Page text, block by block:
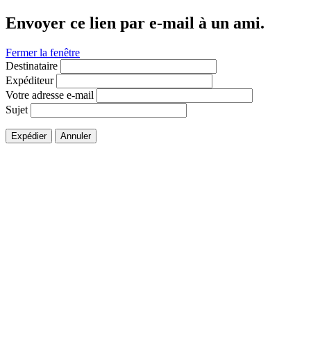
Envoyer ce lien par e-mail à un ami.
Fermer la fenêtre
Destinataire
Expéditeur
Votre adresse e-mail
Sujet
Expédier Annuler